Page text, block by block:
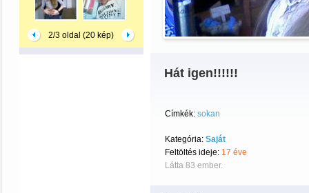
2/3 oldal (20 kép)
Hát igen!!!!!!
Címkék: sokan
Kategória: Saját
Feltöltés ideje: 17 éve
Látta 83 ember.